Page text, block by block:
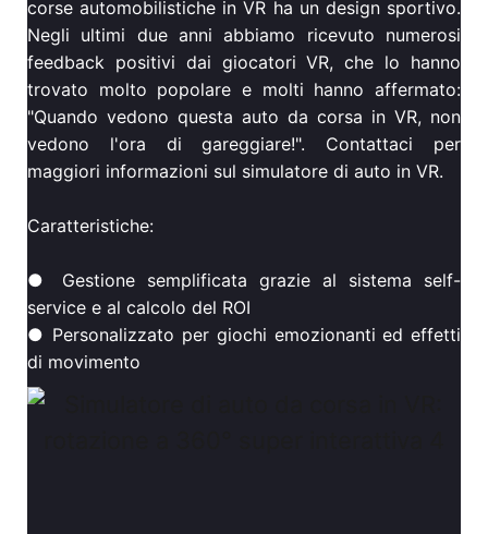
corse automobilistiche in VR ha un design sportivo.
Negli ultimi due anni abbiamo ricevuto numerosi
feedback positivi dai giocatori VR, che lo hanno
trovato molto popolare e molti hanno affermato:
"Quando vedono questa auto da corsa in VR, non
vedono l'ora di gareggiare!". Contattaci per
maggiori informazioni sul simulatore di auto in VR.
Caratteristiche:
● Gestione semplificata grazie al sistema self-
service e al calcolo del ROI
● Personalizzato per giochi emozionanti ed effetti
di movimento